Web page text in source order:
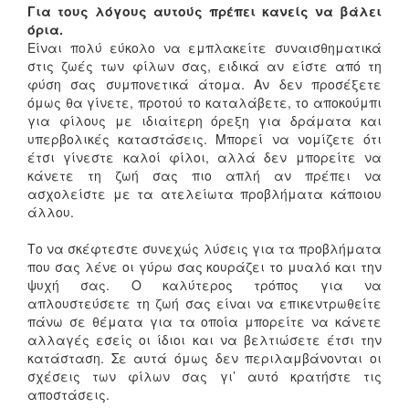
Για τους λόγους αυτούς πρέπει κανείς να βάλει
όρια.
Είναι πολύ εύκολο να εμπλακείτε συναισθηματικά
στις ζωές των φίλων σας, ειδικά αν είστε από τη
φύση σας συμπονετικά άτομα. Αν δεν προσέξετε
όμως θα γίνετε, προτού το καταλάβετε, το αποκούμπι
για φίλους με ιδιαίτερη όρεξη για δράματα και
υπερβολικές καταστάσεις. Μπορεί να νομίζετε ότι
έτσι γίνεστε καλοί φίλοι, αλλά δεν μπορείτε να
κάνετε τη ζωή σας πιο απλή αν πρέπει να
ασχολείστε με τα ατελείωτα προβλήματα κάποιου
άλλου.
Το να σκέφτεστε συνεχώς λύσεις για τα προβλήματα
που σας λένε οι γύρω σας κουράζει το μυαλό και την
ψυχή σας. Ο καλύτερος τρόπος για να
απλουστεύσετε τη ζωή σας είναι να επικεντρωθείτε
πάνω σε θέματα για τα οποία μπορείτε να κάνετε
αλλαγές εσείς οι ίδιοι και να βελτιώσετε έτσι την
κατάσταση. Σε αυτά όμως δεν περιλαμβάνονται οι
σχέσεις των φίλων σας γι’ αυτό κρατήστε τις
αποστάσεις.